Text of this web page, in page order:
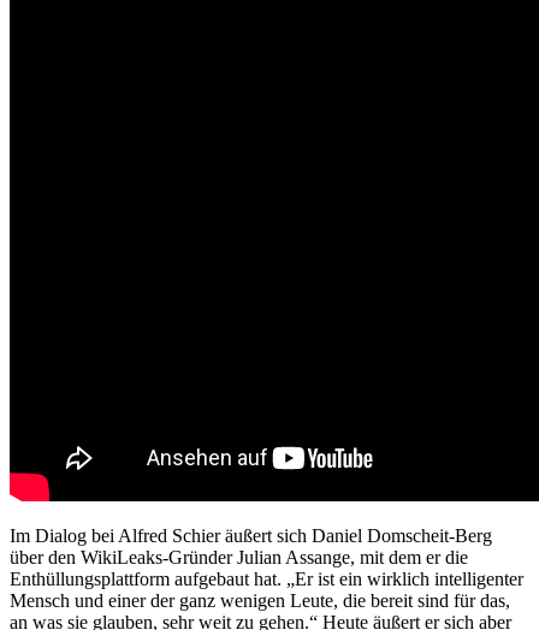
Im Dialog bei Alfred Schier äußert sich Daniel Domscheit-Berg
über den WikiLeaks-Gründer Julian Assange, mit dem er die
Enthüllungsplattform aufgebaut hat. „Er ist ein wirklich intelligenter
Mensch und einer der ganz wenigen Leute, die bereit sind für das,
an was sie glauben, sehr weit zu gehen.“ Heute äußert er sich aber